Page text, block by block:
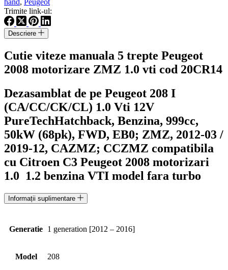
trepte
Peugeot
208
motorizare
1.0
vti
cod
hand, Peugeot
Trimite link-ul:
Descriere
Cutie viteze manuala 5 trepte Peugeot
2008 motorizare ZMZ 1.0 vti cod 20CR14
Dezasamblat de pe Peugeot 208 I
(CA/CC/CK/CL) 1.0 Vti 12V
PureTechHatchback, Benzina, 999cc,
50kW (68pk), FWD, EB0; ZMZ, 2012-03 /
2019-12, CAZMZ; CCZMZ compatibila
cu Citroen C3 Peugeot 2008 motorizari
1.0 1.2 benzina VTI model fara turbo
Informații suplimentare
Generatie 1 generation [2012 – 2016]
Model 208